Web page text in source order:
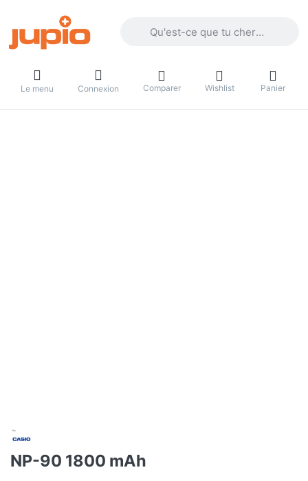
Le menu Connexion Comparer Wishlist Panier
NP-90 1800 mAh